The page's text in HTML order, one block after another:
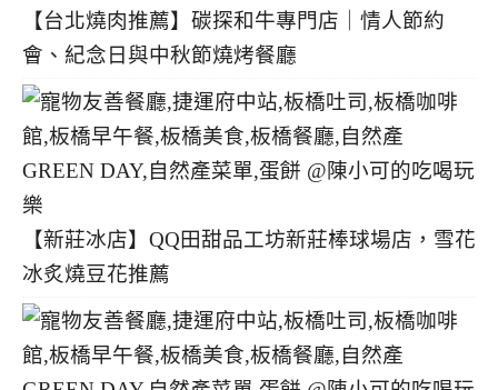
【台北燒肉推薦】碳探和牛專門店｜情人節約
會、紀念日與中秋節燒烤餐廳
【新莊冰店】QQ田甜品工坊新莊棒球場店，雪花
冰炙燒豆花推薦